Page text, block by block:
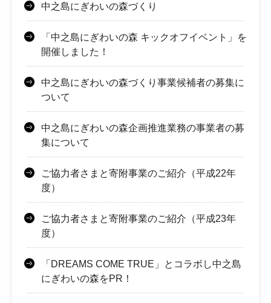
中之島にぎわいの森づくり
「中之島にぎわいの森 キックオフイベント」を
開催しました！
中之島にぎわいの森づくり事業候補者の募集に
ついて
中之島にぎわいの森企画推進業務の事業者の募
集について
ご協力者さまと寄附事業のご紹介（平成22年
度）
ご協力者さまと寄附事業のご紹介（平成23年
度）
「DREAMS COME TRUE」とコラボし中之島
にぎわいの森をPR！